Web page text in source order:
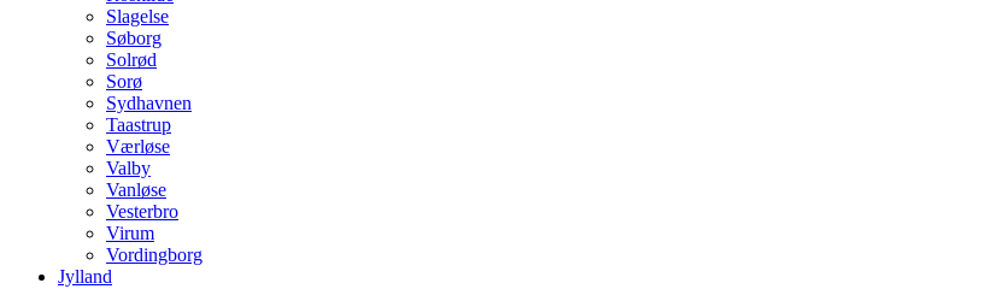
Slagelse
Søborg
Solrød
Sorø
Sydhavnen
Taastrup
Værløse
Valby
Vanløse
Vesterbro
Virum
Vordingborg
Jylland